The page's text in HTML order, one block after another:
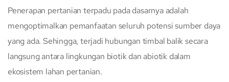
Penerapan pertanian terpadu pada dasarnya adalah
mengoptimalkan pemanfaatan seluruh potensi sumber daya
yang ada. Sehingga, terjadi hubungan timbal balik secara
langsung antara lingkungan biotik dan abiotik dalam
ekosistem lahan pertanian.